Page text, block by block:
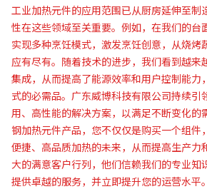
工业加热元件的应用范围已从厨房延伸至制
性在这些领域至关重要。例如，在我们的台
实现多种烹饪模式，激发烹饪创意，从烧烤
应有尽有。随着技术的进步，我们看到越来
集成，从而提高了能源效率和用户控制能力
式的必需品。广东威博科技有限公司持续引
用、高性能的解决方案，以满足不断变化的
钢加热元件产品，您不仅仅是购买一个组件
便捷、高品质加热的未来，从而提高生产力
大的满意客户行列，他们信赖我们的专业知
提供卓越的服务，并立即提升您的运营水平。